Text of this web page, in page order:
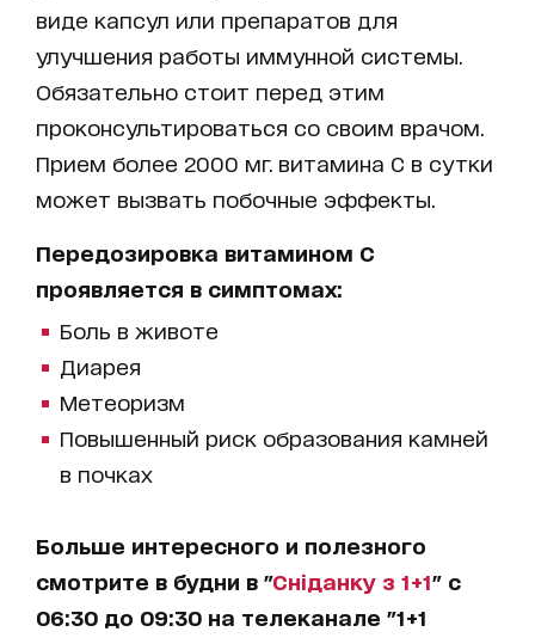
виде капсул или препаратов для
улучшения работы иммунной системы.
Обязательно стоит перед этим
проконсультироваться со своим врачом.
Прием более 2000 мг. витамина С в сутки
может вызвать побочные эффекты.
Передозировка витамином С
проявляется в симптомах:
Боль в животе
Диарея
Метеоризм
Повышенный риск образования камней
в почках
Больше интересного и полезного
смотрите в будни в "Сніданку з 1+1" с
06:30 до 09:30 на телеканале "1+1